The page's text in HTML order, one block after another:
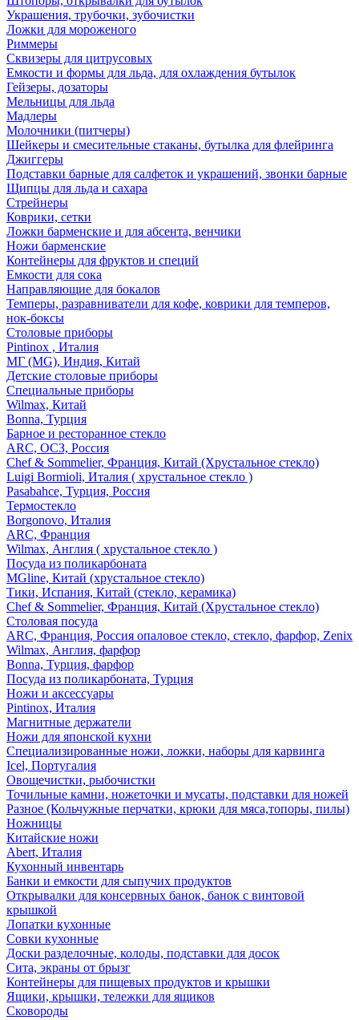
Украшения, трубочки, зубочистки
Ложки для мороженого
Риммеры
Сквизеры для цитрусовых
Емкости и формы для льда, для охлаждения бутылок
Гейзеры, дозаторы
Мельницы для льда
Мадлеры
Молочники (питчеры)
Шейкеры и смесительные стаканы, бутылка для флейринга
Джиггеры
Подставки барные для салфеток и украшений, звонки барные
Щипцы для льда и сахара
Стрейнеры
Коврики, сетки
Ложки барменские и для абсента, венчики
Ножи барменские
Контейнеры для фруктов и специй
Емкости для сока
Направляющие для бокалов
Темперы, разравниватели для кофе, коврики для темперов,
нок-боксы
Столовые приборы
Pintinox , Италия
МГ (MG), Индия, Китай
Детские столовые приборы
Специальные приборы
Wilmax, Китай
Bonna, Турция
Барное и ресторанное стекло
ARC, ОСЗ, Россия
Chef & Sommelier, Франция, Китай (Хрустальное стекло)
Luigi Bormioli, Италия ( хрустальное стекло )
Pasabahce, Турция, Россия
Термостекло
Borgonovo, Италия
ARC, Франция
Wilmax, Англия ( хрустальное стекло )
Посуда из поликарбоната
MGline, Китай (хрустальное стекло)
Тики, Испания, Китай (стекло, керамика)
Chef & Sommelier, Франция, Китай (Хрустальное стекло)
Столовая посуда
ARC, Франция, Россия опаловое стекло, стекло, фарфор, Zenix
Wilmax, Англия, фарфор
Bonna, Турция, фарфор
Посуда из поликарбоната, Турция
Ножи и аксессуары
Pintinox, Италия
Магнитные держатели
Ножи для японской кухни
Специализированные ножи, ложки, наборы для карвинга
Icel, Португалия
Овощечистки, рыбочистки
Точильные камни, ножеточки и мусаты, подставки для ножей
Разное (Кольчужные перчатки, крюки для мяса,топоры, пилы)
Ножницы
Китайские ножи
Abert, Италия
Кухонный инвентарь
Банки и емкости для сыпучих продуктов
Открывалки для консервных банок, банок с винтовой
крышкой
Лопатки кухонные
Совки кухонные
Доски разделочные, колоды, подставки для досок
Сита, экраны от брызг
Контейнеры для пищевых продуктов и крышки
Ящики, крышки, тележки для ящиков
Сковороды